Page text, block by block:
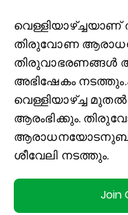
തിരുവോണ ആരാധന
തിരുവാഭരണങ്ങള്‍
അഭിഷേകം
വെള്ളിയാഴ്ച്ച
ആരംഭിക്കും.
ശീവേലി നടത്തും.
Join